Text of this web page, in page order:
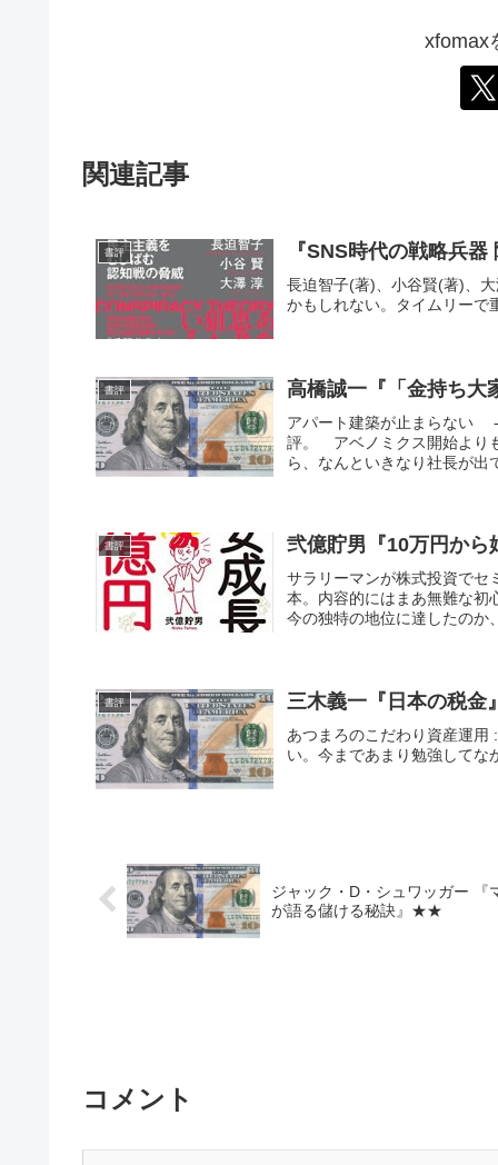
xfomax
関連記事
書評 『SNS時代の戦略兵
長迫智子(著)、小谷賢(著)、
かもしれない。タイムリーで
書評 高橋誠一『「金持ち
アパート建築が止まらない
評。 アベノミクス開始より
ら、なんといきなり社長が
書評 弐億貯男『10万円か
サラリーマンが株式投資で
本。内容的にはまあ無難な
今の独特の地位に達したのか
書評 三木義一『日本の
あつまろのこだわり資産運
い。今まであまり勉強してな
ジャック・D・シュワッガー 『
が語る儲ける秘訣』★★
コメント